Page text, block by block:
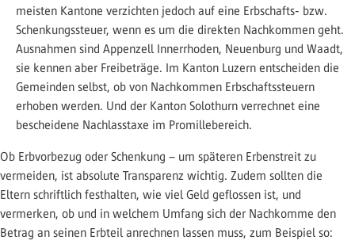
meisten Kantone verzichten jedoch auf eine Erbschafts- bzw.
Schenkungssteuer, wenn es um die direkten Nachkommen geht.
Ausnahmen sind Appenzell Innerrhoden, Neuenburg und Waadt,
sie kennen aber Freibeträge. Im Kanton Luzern entscheiden die
Gemeinden selbst, ob von Nachkommen Erbschaftssteuern
erhoben werden. Und der Kanton Solothurn verrechnet eine
bescheidene Nachlasstaxe im Promillebereich.
Ob Erbvorbezug oder Schenkung – um späteren Erbenstreit zu
vermeiden, ist absolute Transparenz wichtig. Zudem sollten die
Eltern schriftlich festhalten, wie viel Geld geflossen ist, und
vermerken, ob und in welchem Umfang sich der Nachkomme den
Betrag an seinen Erbteil anrechnen lassen muss, zum Beispiel so: